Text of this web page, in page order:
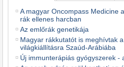
A magyar Oncompass Medicine
rák ellenes harcban
Az emlőrák genetikája
Magyar rákkutatót is meghívtak
világkiállításra Szaúd-Arábiába
Új immunterápiás gyógyszerek -